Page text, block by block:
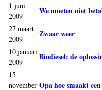
1 juni
2009
We moeten niet
27 maart
2009
Zwaar weer
10 januari
2009
Biodiesel: de
15
november Opa hoe smaakt